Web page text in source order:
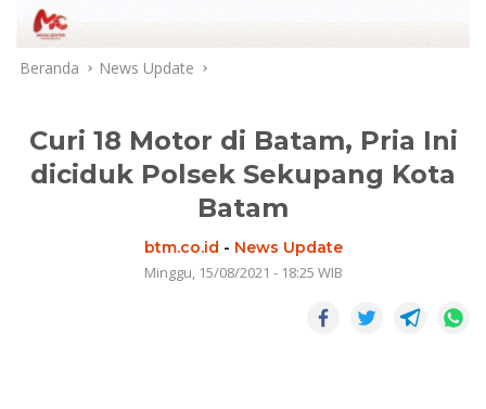
Beranda News Update
Curi 18 Motor di Batam, Pria Ini
diciduk Polsek Sekupang Kota
Batam
btm.co.id - News Update
Minggu, 15/08/2021 - 18:25 WIB